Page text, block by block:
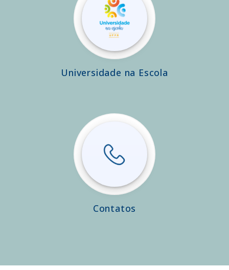
Universidade na Escola
Contatos